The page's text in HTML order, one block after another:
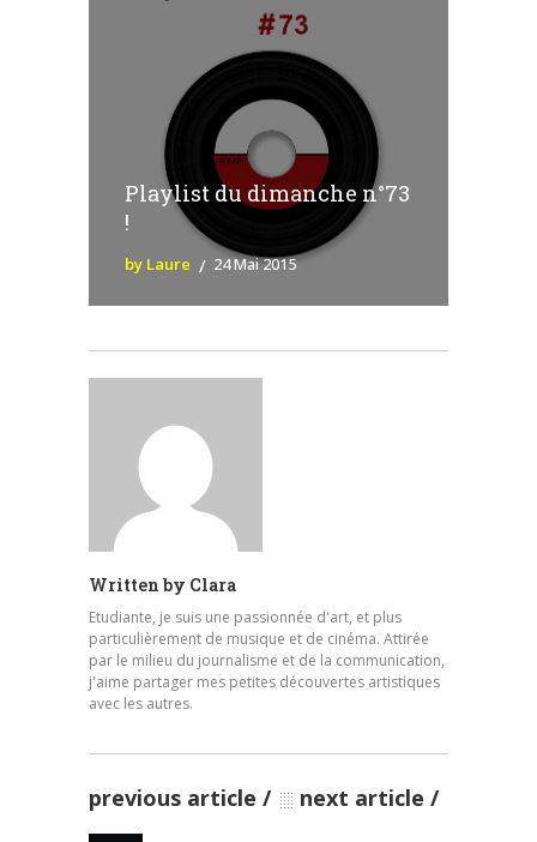
Playlist du dimanche n°73
!
by Laure 24 Mai 2015
Written by Clara
Etudiante, je suis une passionnée d'art, et plus
particulièrement de musique et de cinéma. Attirée
par le milieu du journalisme et de la communication,
j'aime partager mes petites découvertes artistiques
avec les autres.
previous article next article